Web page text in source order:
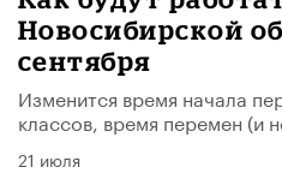
Новосибирской
сентября
Изменится время начала
классов, время перемен (и
21 июля